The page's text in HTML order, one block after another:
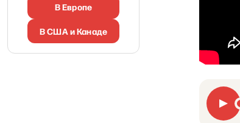
В Европе
В США и Канаде